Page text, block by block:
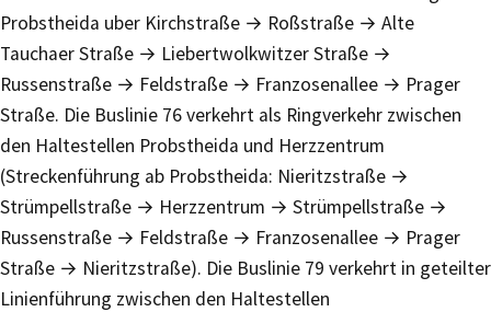
Probstheida uber Kirchstraße → Roßstraße → Alte
Tauchaer Straße → Liebertwolkwitzer Straße →
Russenstraße → Feldstraße → Franzosenallee → Prager
Straße. Die Buslinie 76 verkehrt als Ringverkehr zwischen
den Haltestellen Probstheida und Herzzentrum
(Streckenführung ab Probstheida: Nieritzstraße →
Strümpellstraße → Herzzentrum → Strümpellstraße →
Russenstraße → Feldstraße → Franzosenallee → Prager
Straße → Nieritzstraße). Die Buslinie 79 verkehrt in geteilter
Linienführung zwischen den Haltestellen